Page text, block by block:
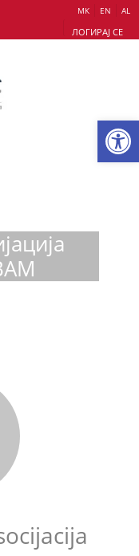
МК EN AL
ЛОГИРАЈ СЕ